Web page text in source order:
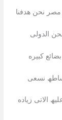
نحن ھدفنا
الدولى
كبیره
نسعى
الاتى زیاده